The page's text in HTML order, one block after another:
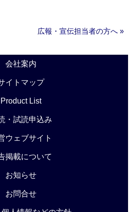
広報・宣伝担当者の方へ »
会社案内
イトマップ
Product List
・試読申込み
ウェブサイト
掲載について
お知らせ
お問合せ